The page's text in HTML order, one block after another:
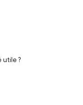
utile ?